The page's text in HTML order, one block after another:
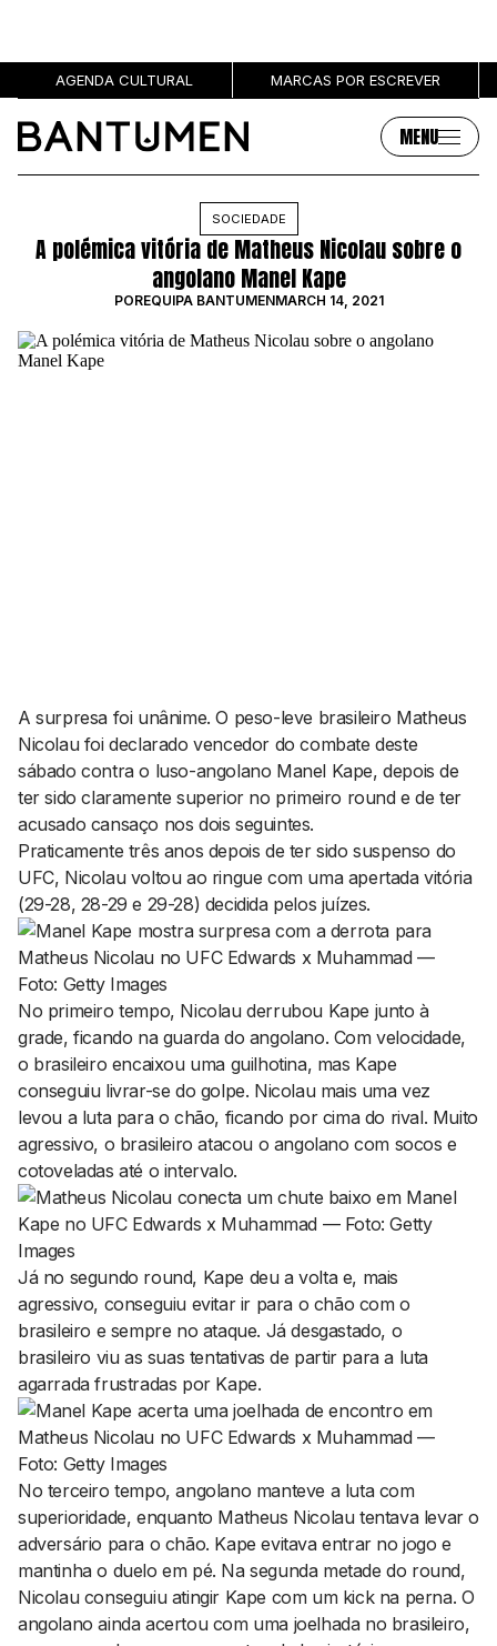
AGENDA CULTURAL MARCAS POR ESCREVER
MENU
MÚSICA
GRL PWR
ENTREVISTAS
Sobre
SOBRE NÓS
PUBLICIDADE
MARCAS
Contactos
EMAIL
GERAL@BANTUMEN.COM
WHATSAPP
+351 912 127 577
Pesquisar
SOCIEDADE
A polémica vitória de Matheus Nicolau sobre o
angolano Manel Kape
POREQUIPA BANTUMENMARCH 14, 2021
A surpresa foi unânime. O peso-leve brasileiro Matheus
Nicolau foi declarado vencedor do combate deste
sábado contra o luso-angolano Manel Kape, depois de
ter sido claramente superior no primeiro rounde de ter
acusado cansaço nos dois seguintes.
Praticamente três anos depois de ter sido suspenso do
UFC, Nicolau voltou ao ringue com uma apertada vitória
(29-28, 28-29 e 29-28) decidida pelos juízes.
No primeiro tempo, Nicolau derrubou Kape junto à
grade, ficando na guarda do angolano. Com velocidade,
o brasileiro encaixou uma guilhotina, mas Kape
conseguiu livrar-se do golpe. Nicolau mais uma vez
levou a luta para o chão, ficando por cima do rival. Muito
agressivo, o brasileiro atacou o angolano com socos e
cotoveladas até o intervalo.
Já no segundo round, Kape deu a volta e, mais
agressivo, conseguiu evitar ir para o chão com o
brasileiro e sempre no ataque. Já desgastado, o
brasileiro viu as suas tentativas de partir para a luta
agarrada frustradas por Kape.
No terceiro tempo, angolano manteve a luta com
superioridade, enquanto Matheus Nicolau tentava levar o
adversário para o chão. Kape evitava entrar no jogo e
mantinha o duelo em pé. Na segunda metade do round,
Nicolau conseguiu atingir Kape com um kickna perna. O
angolano ainda acertou com uma joelhada no brasileiro,